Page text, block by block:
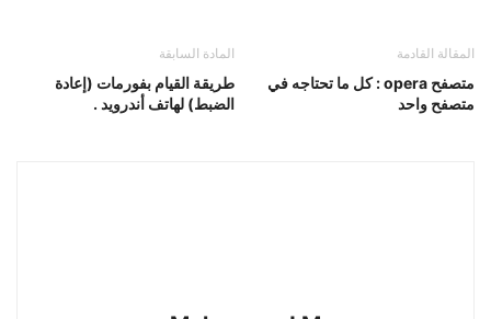
المادة السابقة
طريقة القيام بفورمات (إعادة
الضبط) لهاتف أندرويد .
المقالة القادمة
متصفح opera : كل ما تحتاجه في
متصفح واحد